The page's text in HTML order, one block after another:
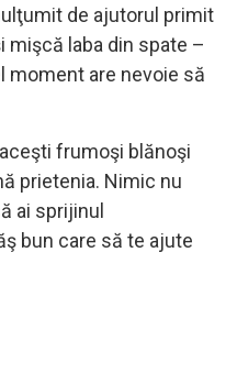
de ajutorul primit
mişcă laba din spate –
moment are nevoie să
frumoşi blănoşi
prietenia. Nimic nu
ai sprijinul
bun care să te ajute